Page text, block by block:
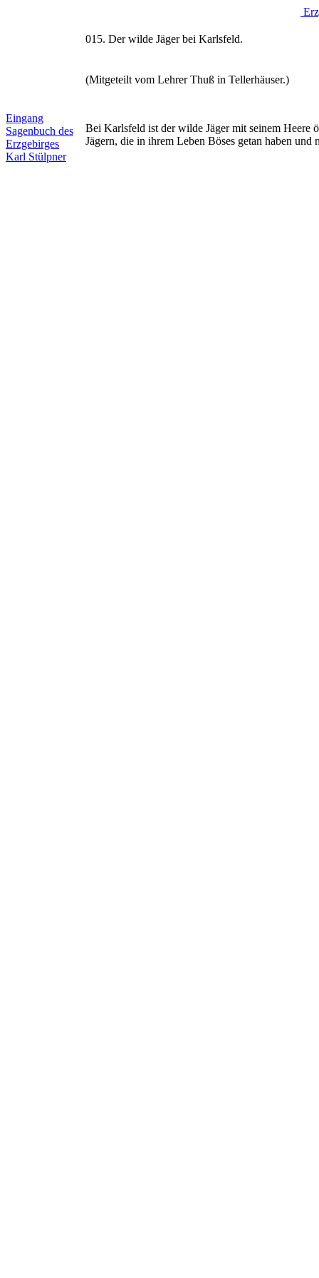
Eingang
Sagenbuch des
Erzgebirges
Karl Stülpner
015. Der wilde Jäger bei Karlsfeld.
(Mitgeteilt vom Lehrer Thuß in Tellerhäuser.)
Bei Karlsfeld ist der wilde Jäger mit seinem Heere
Jägern, die in ihrem Leben Böses getan haben